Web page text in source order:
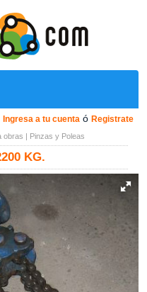
Ingresa a tu cuenta ó Registrate
obras | Pinzas y Poleas
KG.